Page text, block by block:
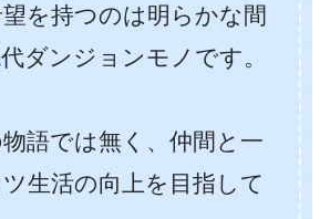
を持つのは明らかな間
ダンジョンモノです。
語では無く、仲間と一
生活の向上を目指して